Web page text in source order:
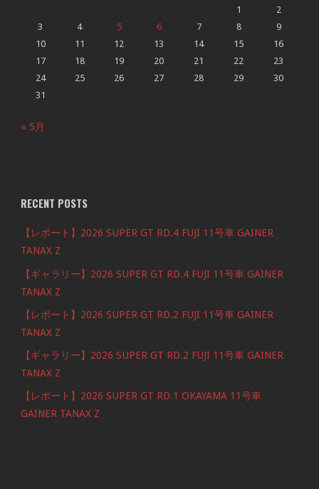
1
2
3
4 5 6 7 8
9
10
11 12 13 14 15
16
17
18 19 20 21 22
23
24
25 26 27 28 29
30
31
« 5月
RECENT POSTS
【レポート】2026 SUPER GT RD.4 FUJI 11号車 GAINER
TANAX Z
【ギャラリー】2026 SUPER GT RD.4 FUJI 11号車 GAINER
TANAX Z
【レポート】2026 SUPER GT RD.2 FUJI 11号車 GAINER
TANAX Z
【ギャラリー】2026 SUPER GT RD.2 FUJI 11号車 GAINER
TANAX Z
【レポート】2026 SUPER GT RD.1 OKAYAMA 11号車
GAINER TANAX Z